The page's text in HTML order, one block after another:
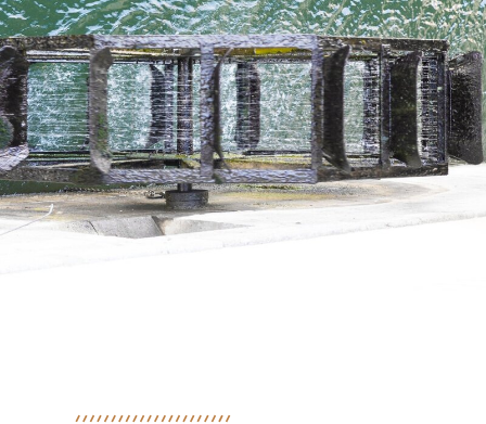
Brückenschoppen
Das Original
Pavillon
Die Alte Mainbrücke
Feiern
Gasträume